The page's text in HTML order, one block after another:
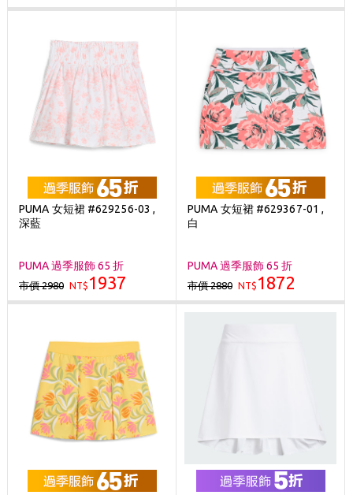
PUMA 女短裙 #629256-03 ,
深藍
PUMA 過季服飾 65 折
市價 2980 NT$ 1937
PUMA 女短裙 #629367-01 ,
白
PUMA 過季服飾 65 折
市價 2880 NT$ 1872